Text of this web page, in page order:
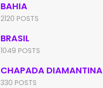
BAHIA
2120 POSTS
BRASIL
1049 POSTS
CHAPADA DIAMANTINA
330 POSTS